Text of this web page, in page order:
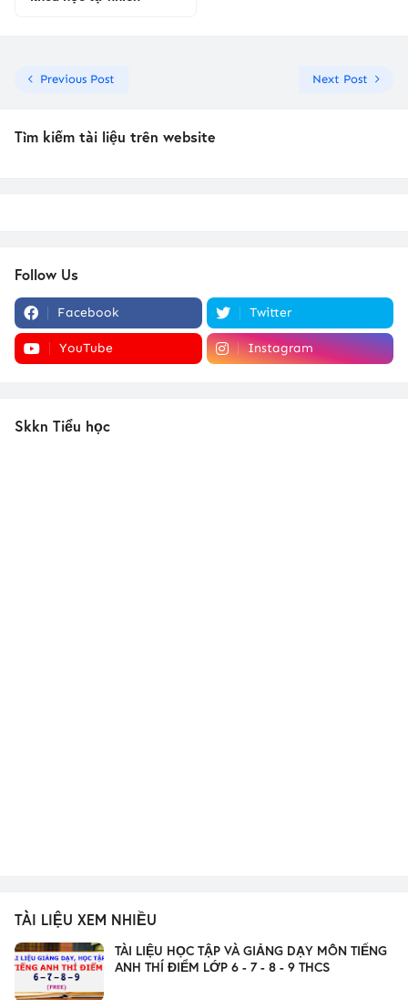
Previous Post Next Post
Tìm kiếm tài liệu trên website
Follow Us
Facebook Twitter
YouTube Instagram
Skkn Tiểu học
TÀI LIỆU XEM NHIỀU
TÀI LIỆU HỌC TẬP VÀ GIẢNG DẠY MÔN TIẾNG
ANH THÍ ĐIỂM LỚP 6 - 7 - 8 - 9 THCS